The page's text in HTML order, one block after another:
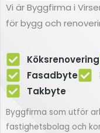
Fasadbyte
Vi är Byggfirma i
för bygg och
Köksrenovering
Fasadbyte
Takbyte
Byggfirma som utför
fastighetsbolag och